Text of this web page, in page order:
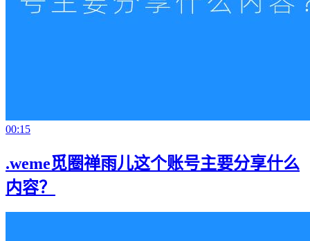
00:15
.weme觅圈禅雨儿这个账号主要分享什么
内容？